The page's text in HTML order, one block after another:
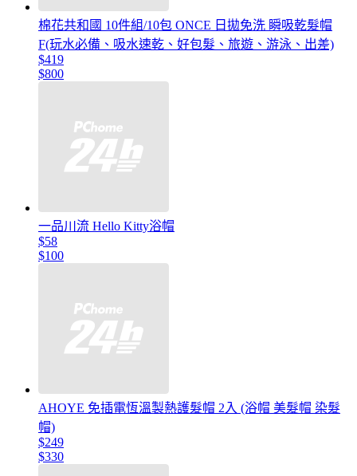
棉花共和國 10件組/10包 ONCE 日拋免洗 瞬吸乾髮帽
F(玩水必備、吸水速乾、好包髮、旅遊、游泳、出差)
$419
$800
一品川流 Hello Kitty浴帽
$58
$100
AHOYE 免插電恆溫製熱護髮帽 2入 (浴帽 美髮帽 染髮
帽)
$249
$330